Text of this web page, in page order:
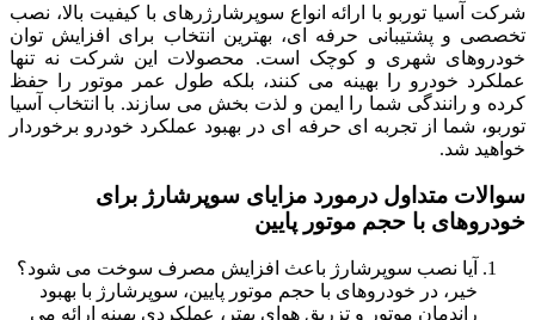
شرکت آسیا توربو با ارائه انواع سوپرشارژرهای با کیفیت بالا، نصب
تخصصی و پشتیبانی حرفه ای، بهترین انتخاب برای افزایش توان
خودروهای شهری و کوچک است. محصولات این شرکت نه تنها
عملکرد خودرو را بهینه می کنند، بلکه طول عمر موتور را حفظ
کرده و رانندگی شما را ایمن و لذت بخش می سازند. با انتخاب آسیا
توربو، شما از تجربه ای حرفه ای در بهبود عملکرد خودرو برخوردار
خواهید شد.
سوالات متداول درمورد مزایای سوپرشارژ برای
خودروهای با حجم موتور پایین
آیا نصب سوپرشارژ باعث افزایش مصرف سوخت می شود؟
خیر، در خودروهای با حجم موتور پایین، سوپرشارژ با بهبود
راندمان موتور و تزریق هوای بهتر، عملکردی بهینه ارائه می